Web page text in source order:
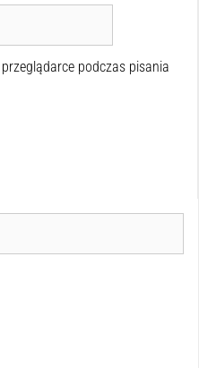
podczas pisania